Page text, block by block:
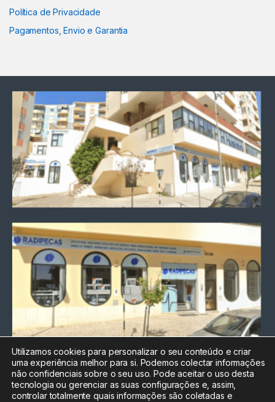
Política de Privacidade
Pagamentos, Envio e Garantia
Chamada para a rede fixa
nacional
Electrónica:212
Utilizamos cookies para personalizar o seu conteúdo e criar
uma experiência melhor para si. Podemos colectar informações
não confidenciais sobre o seu uso. Pode aceitar o uso desta
tecnologia ou gerenciar as suas configurações e, assim,
controlar totalmente quais informações são coletadas e